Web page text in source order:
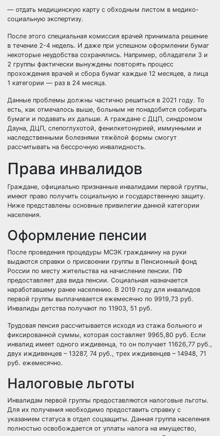
— отдать медицинскую карту с обходным листом в медико-
социальную экспертизу.
После этого специальная комиссия врачей принимала решение
в течение 2-4 недель. И даже при успешном оформлении бумаг
некоторые неудобства сохранялись. Например, обладатели 3 и
2 группы фактически вынуждены повторять процесс
прохождения врачей и сбора бумаг каждые 12 месяцев, а лица
1 категории — раз в 24 месяца.
Данные проблемы должны частично решиться в 2021 году. То
есть, как отмечалось выше, больным не понадобится собирать
бумаги и подавать их дальше. А граждане с ДЦП, синдромом
Дауна, ДЦП, слепоглухотой, фенилкетонурией, иммунными и
наследственными болезнями тяжёлой формы смогут
рассчитывать на бессрочную инвалидность.
Права инвалидов
Граждане, официально признанные инвалидами первой группы,
имеют право получить социальную и государственную защиту.
Ниже представлены основные привилегии данной категории
населения.
Оформление пенсии
После проведения процедуры МСЭК гражданину на руки
выдаются справки о присвоении группы в Пенсионный фонд
России по месту жительства на начисление пенсии. ПФ
предоставляет два вида пенсии. Социальная назначается
наработавшему ранее населению. В 2019 году для инвалидов
первой группы выплачивается ежемесячно по 9919,73 руб.
Инвалиды детства получают по 11903, 51 руб.
Трудовая пенсия рассчитывается исходя из стажа больного и
фиксированной суммы, которая составляет 9965,80 руб. Если
инвалид имеет одного иждивенца, то он получает 11626,77 руб.,
двух иждивенцев – 13287, 74 руб., трех иждивенцев – 14948, 71
руб. ежемесячно.
Налоговые льготы
Инвалидам первой группы предоставляются налоговые льготы.
Для их получения необходимо предоставить справку с
указанием статуса в отдел соцзащиты. Данная группа населения
полностью освобождается от уплаты налога на имущество,